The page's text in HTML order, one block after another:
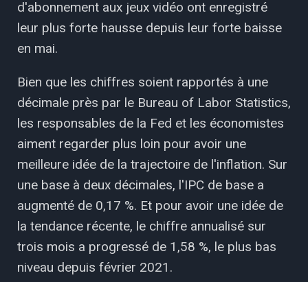
d'abonnement aux jeux vidéo ont enregistré
leur plus forte hausse depuis leur forte baisse
en mai.
Bien que les chiffres soient rapportés à une
décimale près par le Bureau of Labor Statistics,
les responsables de la Fed et les économistes
aiment regarder plus loin pour avoir une
meilleure idée de la trajectoire de l'inflation. Sur
une base à deux décimales, l'IPC de base a
augmenté de 0,17 %. Et pour avoir une idée de
la tendance récente, le chiffre annualisé sur
trois mois a progressé de 1,58 %, le plus bas
niveau depuis février 2021.